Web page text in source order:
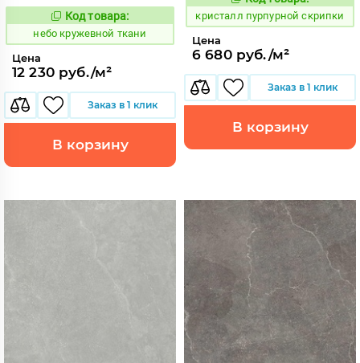
1114480
Код товара:
небо кружевной ткани
Цена
12 230 руб./м²
Заказ в 1 клик
В корзину
кристалл пурпурной скрипки
Цена
6 680 руб./м²
Заказ в 1 клик
В корзину